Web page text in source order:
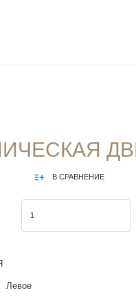
В СРАВНЕНИЕ
Левое